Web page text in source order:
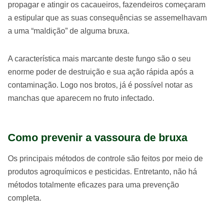
propagar e atingir os cacaueiros, fazendeiros começaram
a estipular que as suas consequências se assemelhavam
a uma “maldição” de alguma bruxa.
A característica mais marcante deste fungo são o seu
enorme poder de destruição e sua ação rápida após a
contaminação. Logo nos brotos, já é possível notar as
manchas que aparecem no fruto infectado.
Como prevenir a vassoura de bruxa
Os principais métodos de controle são feitos por meio de
produtos agroquímicos e pesticidas. Entretanto, não há
métodos totalmente eficazes para uma prevenção
completa.